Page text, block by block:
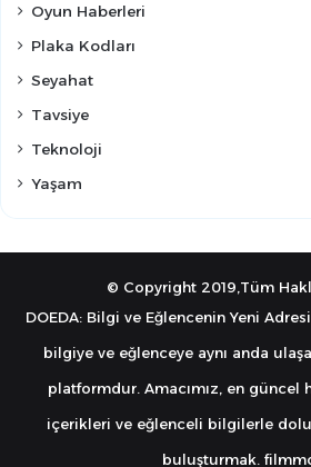
Oyun Haberleri
Plaka Kodları
Seyahat
Tavsiye
Teknoloji
Yaşam
© Copyright 2019,Tüm
DOEDA: Bilgi ve Eğlencenin Yeni
bilgiye ve eğlenceye aynı anda
platformdur. Amacımız, en güncel
içerikleri ve eğlenceli bilgilerle
buluşturmak.